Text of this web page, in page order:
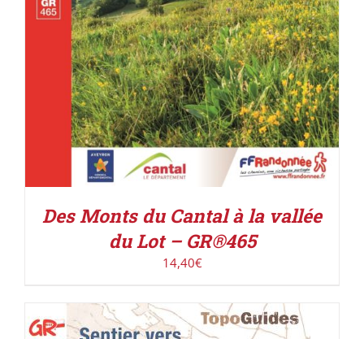
Des Monts du Cantal à la vallée
du Lot – GR®465
14,40€